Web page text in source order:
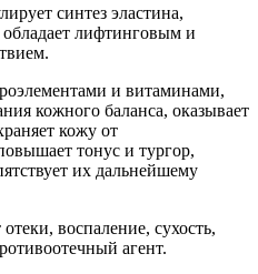
синтез эластина,
обладает лифтинговым и
и витаминами,
кожного баланса, оказывает
кожу от
тонус и тургор,
их дальнейшему
воспаление, сухость,
агент.